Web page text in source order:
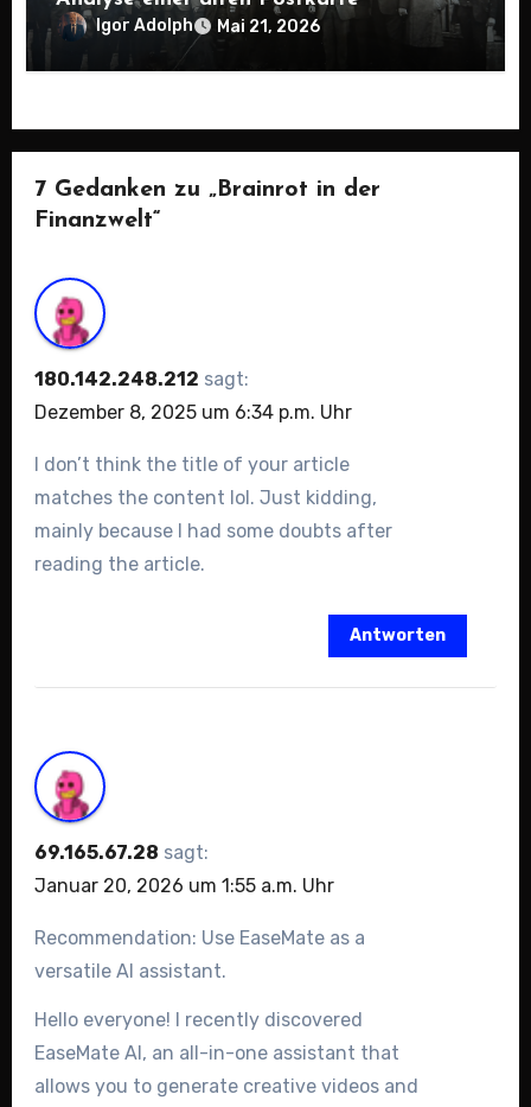
Igor Adolph Mai 21, 2026
7 Gedanken zu „Brainrot in der
Finanzwelt“
180.142.248.212 sagt:
Dezember 8, 2025 um 6:34 p.m. Uhr
I don’t think the title of your article
matches the content lol. Just kidding,
mainly because I had some doubts after
reading the article.
Antworten
69.165.67.28 sagt:
Januar 20, 2026 um 1:55 a.m. Uhr
Recommendation: Use EaseMate as a
versatile AI assistant.
Hello everyone! I recently discovered
EaseMate AI, an all-in-one assistant that
allows you to generate creative videos and